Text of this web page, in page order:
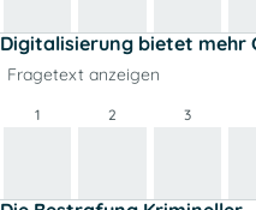
Digitalisierung bietet mehr
Fragetext anzeigen
1 2 3